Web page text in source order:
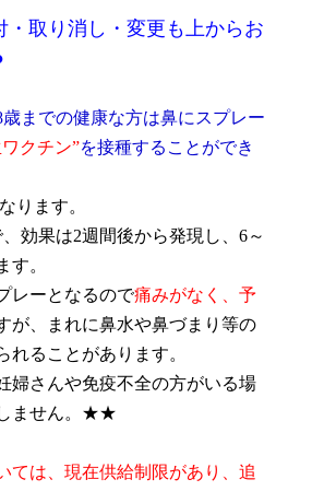
取り消し・変更も上からお
歳までの健康な方は鼻にスプレー
クチン”を接種することができ
ります。
、効果は2週間後から発現し、6～
す。
レーとなるので痛みがなく、予
が、まれに鼻水や鼻づまり等の
れることがあります。
婦さんや免疫不全の方がいる場
ません。★★
は、現在供給制限があり、追